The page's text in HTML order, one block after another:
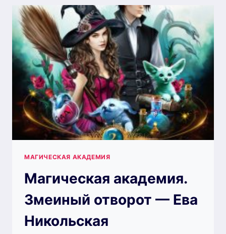
КРИСТИНА
ЮРАШ
МАГИЧЕСКАЯ АКАДЕМИЯ
Магическая академия.
Змеиный отворот — Ева
Никольская